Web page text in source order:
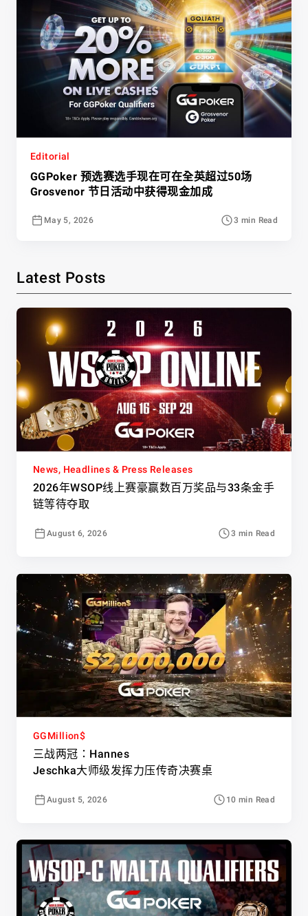
Editorial
GGPoker 预选赛选手现在可在全英超过50场
Grosvenor 节日活动中获得现金加成
May 5, 2026 3 min Read
Latest Posts
News, Headlines & Press Releases
2026年WSOP线上赛豪赢数百万奖品与33条金手
链等待夺取
August 6, 2026 3 min Read
GGMillion$
三战两冠：Hannes
Jeschka大师级发挥力压传奇决赛桌
August 5, 2026 10 min Read